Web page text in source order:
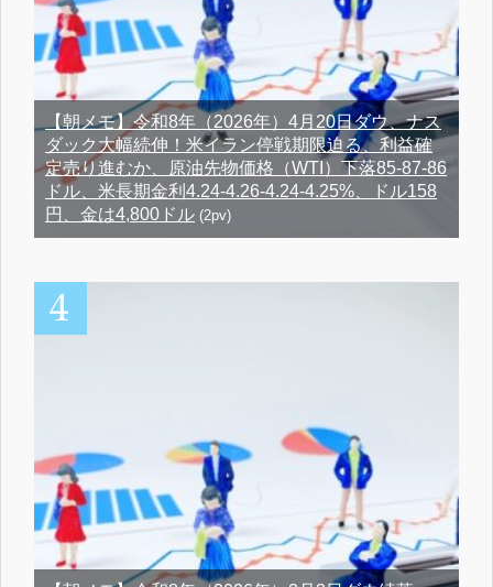
【朝メモ】令和8年（2026年）4月20日ダウ、ナス
ダック大幅続伸！米イラン停戦期限迫る、利益確
定売り進むか、原油先物価格（WTI）下落85-87-86
ドル、米長期金利4.24-4.26-4.24-4.25%、ドル158
円、金は4,800ドル (2pv)